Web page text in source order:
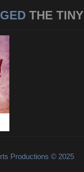
THE TINY
Productions © 2025